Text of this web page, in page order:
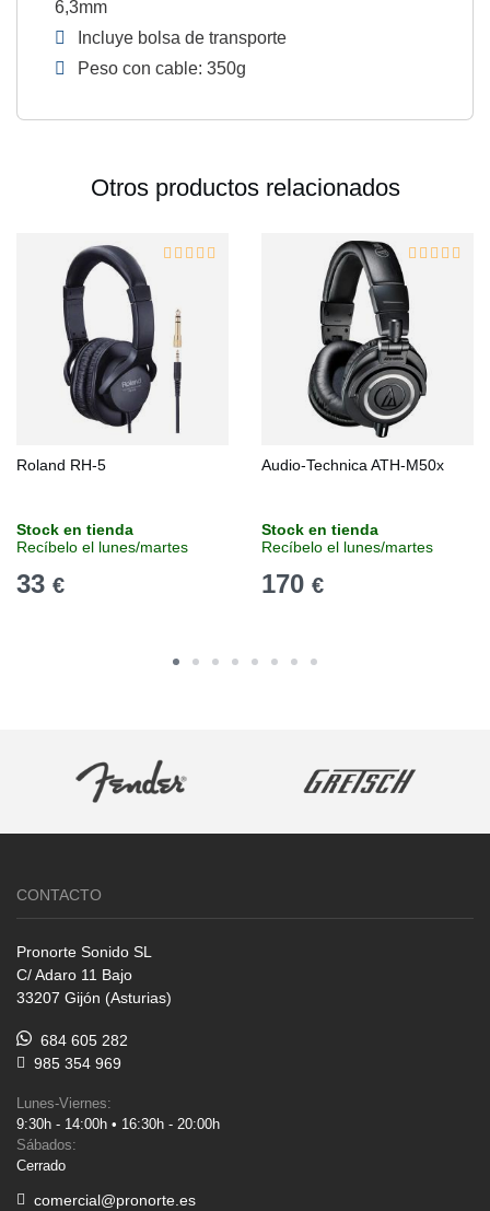
6,3mm
Incluye bolsa de transporte
Peso con cable: 350g
Otros productos relacionados
Roland RH-5
Stock en tienda
Recíbelo el lunes/martes
33 €
Audio-Technica ATH-M50x
Stock en tienda
Recíbelo el lunes/martes
170 €
CONTACTO
Pronorte Sonido SL
C/ Adaro 11 Bajo
33207 Gijón (Asturias)
684 605 282
985 354 969
Lunes-Viernes:
9:30h - 14:00h • 16:30h - 20:00h
Sábados:
Cerrado
comercial@pronorte.es